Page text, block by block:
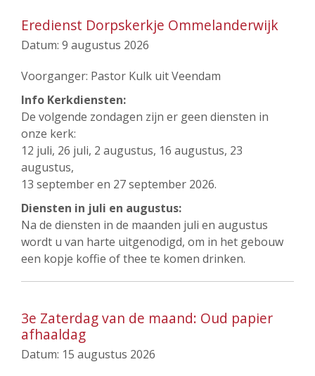
Eredienst Dorpskerkje Ommelanderwijk
Datum: 9 augustus 2026
Voorganger: Pastor Kulk uit Veendam
Info Kerkdiensten:
De volgende zondagen zijn er geen diensten in
onze kerk:
12 juli, 26 juli, 2 augustus, 16 augustus, 23
augustus,
13 september en 27 september 2026.
Diensten in juli en augustus:
Na de diensten in de maanden juli en augustus
wordt u van harte uitgenodigd, om in het gebouw
een kopje koffie of thee te komen drinken.
3e Zaterdag van de maand: Oud papier
afhaaldag
Datum: 15 augustus 2026